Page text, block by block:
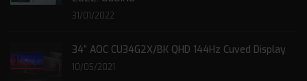
31/01/2022
34” AOC CU34G2X/BK QHD 144Hz Cuved Display
10/05/2021